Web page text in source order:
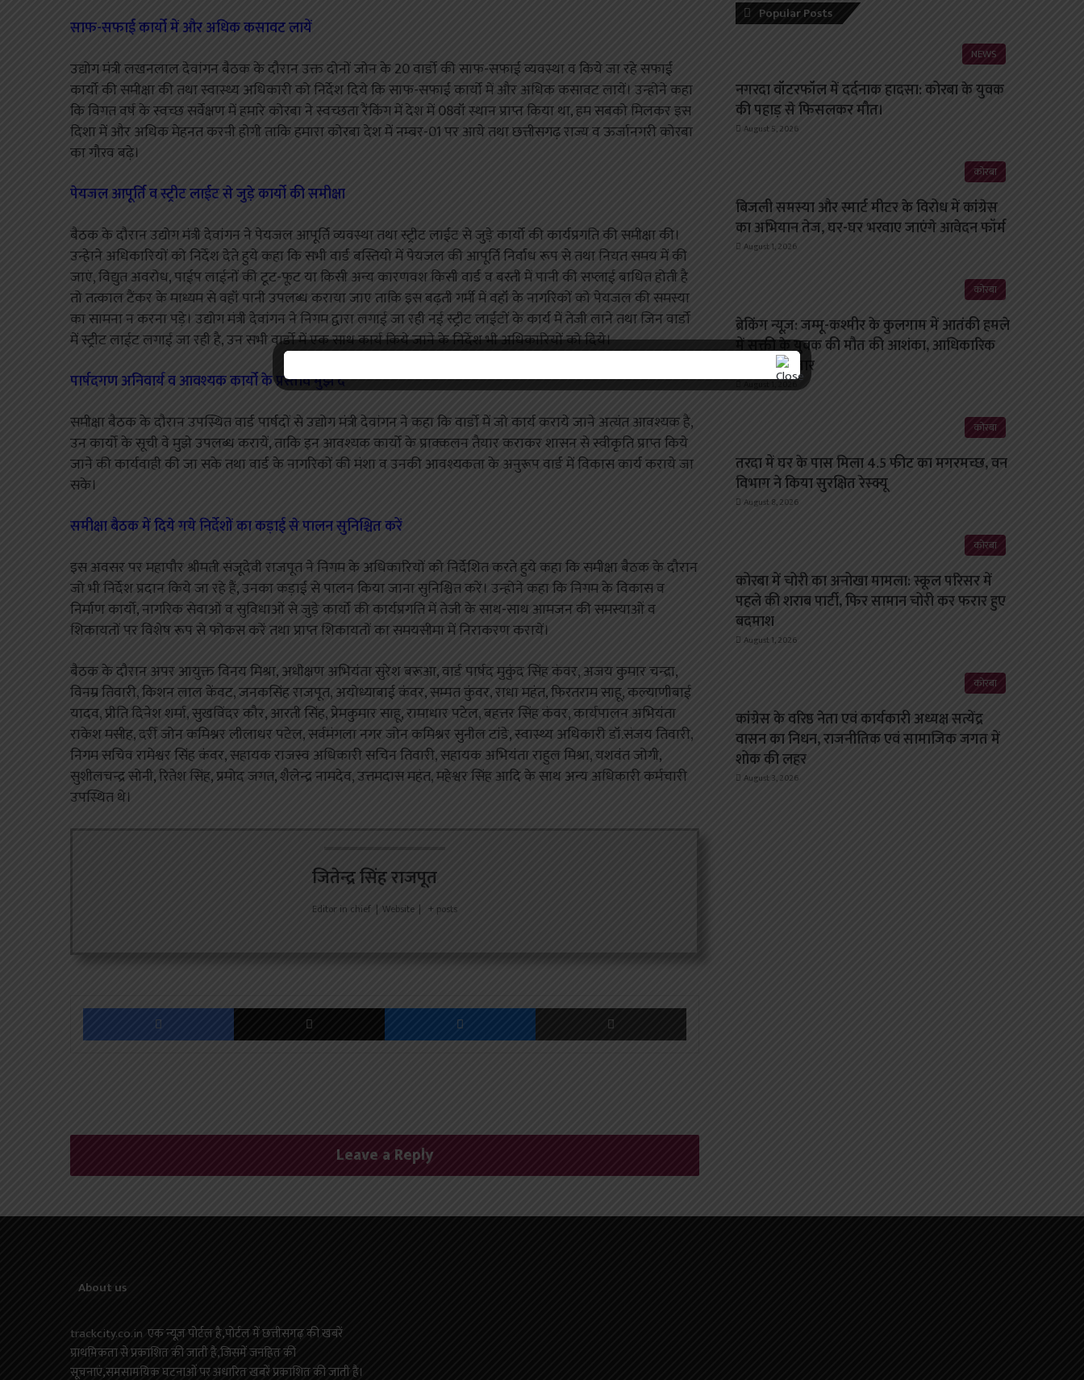
साफ-सफाई कार्यो में और अधिक कसावट लायें
उद्योग मंत्री लखनलाल देवांगन बैठक के दौरान उक्त दोनों जोन के 20 वार्डो की साफ-सफाई व्यवस्था व किये जा रहे सफाई
कार्यो की समीक्षा की तथा स्वास्थ्य अधिकारी को निर्देश दिये कि साफ-सफाई कार्यो में और अधिक कसावट लायें। उन्होने कहा
कि विगत वर्ष के स्वच्छ सर्वेक्षण में हमारे कोरबा ने स्वच्छता रैंकिंग में देश में 08वॉं स्थान प्राप्त किया था, हम सबको मिलकर इस
दिशा में और अधिक मेहनत करनी होगी ताकि हमारा कोरबा देश में नम्बर-01 पर आये तथा छत्तीसगढ़ राज्य व ऊर्जानगरी कोरबा
का गौरव बढ़े।
पेयजल आपूर्ति व स्ट्रीट लाईट से जुडे़ कार्यो की समीक्षा
बैठक के दौरान उद्योग मंत्री देवांगन ने पेयजल आपूर्ति व्यवस्था तथा स्ट्रीट लाईट से जुडे़ कार्यो की कार्यप्रगति की समीक्षा की।
उन्हेाने अधिकारियों को निर्देश देते हुये कहा कि सभी वार्ड बस्तियो में पेयजल की आपूर्ति निर्वाध रूप से तथा नियत समय में की
जाएं, विद्युत अवरोध, पाईप लाईनों की टूट-फूट या किसी अन्य कारणवश किसी वार्ड व बस्ती में पानी की सप्लाई बाधित होती है
तो तत्काल टैंकर के माध्यम से वहॉं पानी उपलब्ध कराया जाए ताकि इस बढ़ती गर्मी में वहॉं के नागरिकों को पेयजल की समस्या
का सामना न करना पड़े। उद्योग मंत्री देवांगन ने निगम द्वारा लगाई जा रही नई स्ट्रीट लाईटों के कार्य में तेजी लाने तथा जिन वार्डो
में स्ट्रीट लाईट लगाई जा रही है, उन सभी वार्डो में एक साथ कार्य किये जाने के निर्देश भी अधिकारियों को दिये।
पार्षदगण अनिवार्य व आवश्यक कार्यो के प्रस्ताव मुझे दें
समीक्षा बैठक के दौरान उपस्थित वार्ड पार्षदों से उद्योग मंत्री देवांगन ने कहा कि वार्डो में जो कार्य कराये जाने अत्यंत आवश्यक है,
उन कार्यो के सूची वे मुझे उपलब्ध करायें, ताकि इन आवश्यक कार्यो के प्राक्कलन तैयार कराकर शासन से स्वीकृति प्राप्त किये
जाने की कार्यवाही की जा सके तथा वार्ड के नागरिकों की मंशा व उनकी आवश्यकता के अनुरूप वार्ड में विकास कार्य कराये जा
सके।
समीक्षा बैठक में दिये गये निर्देशों का कड़ाई से पालन सुनिश्चित करें
इस अवसर पर महापौर श्रीमती संजूदेवी राजपूत ने निगम के अधिकारियों को निर्देशित करते हुये कहा कि समीक्षा बैठक के दौरान
जो भी निर्देश प्रदान किये जा रहे हैं, उनका कड़ाई से पालन किया जाना सुनिश्चित करें। उन्होने कहा कि निगम के विकास व
निर्माण कार्यो, नागरिक सेवाओं व सुविधाओं से जुड़े कार्यो की कार्यप्रगति में तेजी के साथ-साथ आमजन की समस्याओं व
शिकायतों पर विशेष रूप से फोकस करें तथा प्राप्त शिकायतों का समयसीमा में निराकरण करायें।
बैठक के दौरान अपर आयुक्त विनय मिश्रा, अधीक्षण अभियंता सुरेश बरूआ, वार्ड पार्षद मुकुंद सिंह कंवर, अजय कुमार चन्द्रा,
विनम्र तिवारी, किशन लाल केंवट, जनकसिंह राजपूत, अयोध्याबाई कंवर, सम्मत कुंवर, राधा महंत, फिरतराम साहू, कल्याणीबाई
यादव, प्रीति दिनेश शर्मा, सुखविंदर कौर, आरती सिंह, प्रेमकुमार साहू, रामाधार पटेल, बहत्तर सिंह कंवर, कार्यपालन अभियंता
राकेश मसीह, दर्री जोन कमिश्नर लीलाधर पटेल, सर्वमंगला नगर जोन कमिश्नर सुनील टांडे, स्वास्थ्य अधिकारी डॉ.संजय तिवारी,
निगम सचिव रामेश्वर सिंह कंवर, सहायक राजस्व अधिकारी सचिन तिवारी, सहायक अभियंता राहुल मिश्रा, यशवंत जोगी,
सुशीलचन्द्र सोनी, रितेश सिंह, प्रमोद जगत, शैलेन्द्र नामदेव, उत्तमदास महंत, महेश्वर सिंह आदि के साथ अन्य अधिकारी कर्मचारी
उपस्थित थे।
जितेन्द्र सिंह राजपूत
Editor in chief | Website | + posts
Facebook X Messenger Share via Email
Leave a Reply
Popular Posts
NEWS
नगरदा वॉटरफॉल में दर्दनाक हादसा: कोरबा के युवक
की पहाड़ से फिसलकर मौत।
August 5, 2026
कोरबा
बिजली समस्या और स्मार्ट मीटर के विरोध में कांग्रेस
का अभियान तेज, घर-घर भरवाए जाएंगे आवेदन फॉर्म
August 1, 2026
कोरबा
ब्रेकिंग न्यूज़: जम्मू-कश्मीर के कुलगाम में आतंकी हमले
में सक्ती के युवक की मौत की आशंका, आधिकारिक
पुष्टि का इंतजार
August 1, 2026
कोरबा
तरदा में घर के पास मिला 4.5 फीट का मगरमच्छ, वन
विभाग ने किया सुरक्षित रेस्क्यू
August 8, 2026
कोरबा
कोरबा में चोरी का अनोखा मामला: स्कूल परिसर में
पहले की शराब पार्टी, फिर सामान चोरी कर फरार हुए
बदमाश
August 1, 2026
कोरबा
कांग्रेस के वरिष्ठ नेता एवं कार्यकारी अध्यक्ष सत्येंद्र
वासन का निधन, राजनीतिक एवं सामाजिक जगत में
शोक की लहर
August 3, 2026
About us
trackcity.co.in एक न्यूज़ पोर्टल है,पोर्टल में छत्तीसगढ़ की खबरें
प्राथमिकता से प्रकाशित की जाती है,जिसमें जनहित की
सूचनाएं,समसामयिक घटनाओं पर अधारित खबरें प्रकाशित की जाती है।